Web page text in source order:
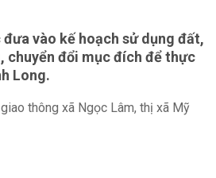
vào kế hoạch sử dụng đất,
chuyển đổi mục đích để thực
Long.
thông xã Ngọc Lâm, thị xã Mỹ